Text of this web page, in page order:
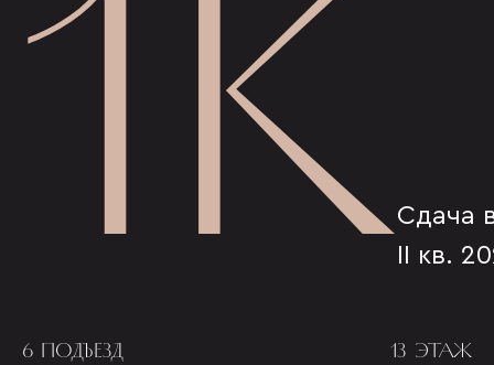
Сдача
II кв.
6 ПОДЪЕЗД 13 ЭТАЖ